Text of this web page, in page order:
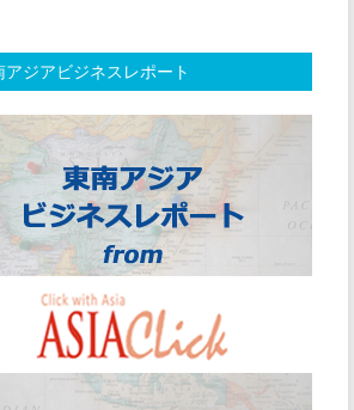
アジアビジネスレポート